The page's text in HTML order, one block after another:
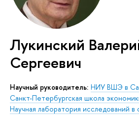
Лукинский
Сергеевич
Научный руководитель: НИУ ВШЭ в
Санкт-Петербургская школа
Научная лаборатория исследований в